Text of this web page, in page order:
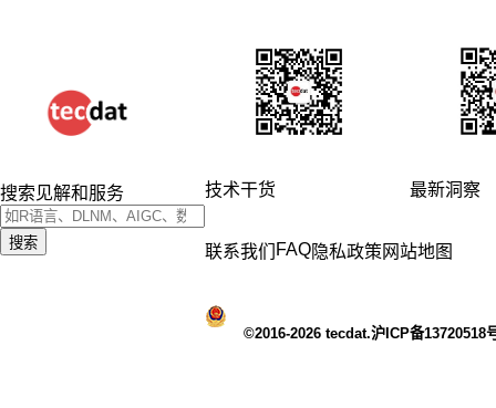
搜索见解和服务
搜索
技术干货 最新洞察
联系我们 FAQ隐私政策 网站地图
©2016-2026 tecdat.沪ICP备13720518